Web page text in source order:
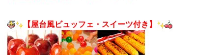
【屋台風ビュッフェ・スイーツ付き】